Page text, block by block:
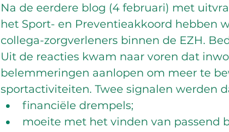
Na de eerdere blog (4 februari) met
het Sport- en Preventieakkoord hebben
collega-zorgverleners binnen de EZH.
Uit de reacties kwam naar voren dat
belemmeringen aanlopen om meer te
sportactiviteiten. Twee signalen werden
financiële drempels;
moeite met het vinden van passend